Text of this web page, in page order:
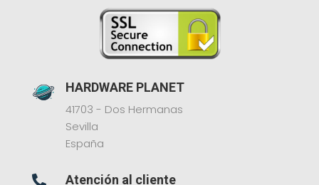
HARDWARE PLANET
41703 - Dos Hermanas
Sevilla
España
 Atención al cliente